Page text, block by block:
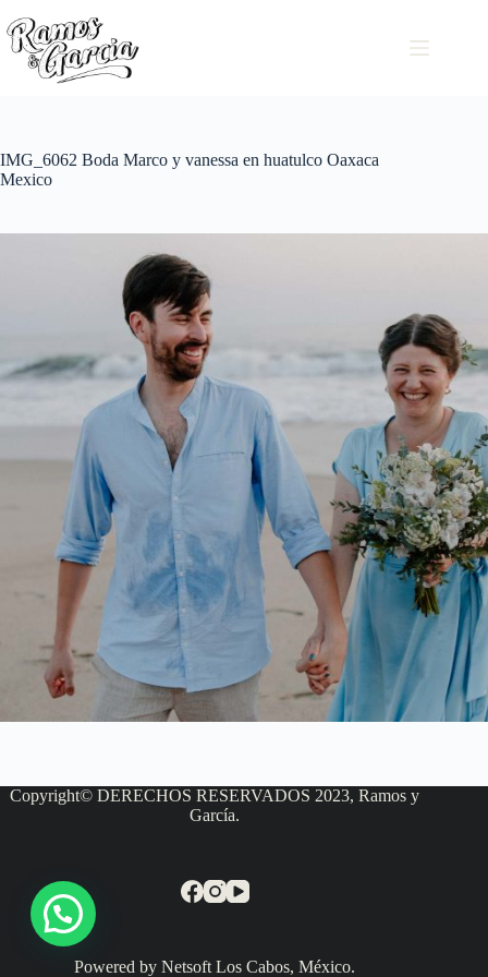
IMG_6062 Boda Marco y vanessa en huatulco Oaxaca
Mexico
Copyright© DERECHOS RESERVADOS 2023, Ramos y
García.
Powered by Netsoft Los Cabos, México.